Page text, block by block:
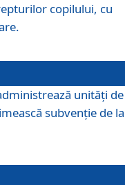
copilului, cu
unităţi de
subvenţie de la